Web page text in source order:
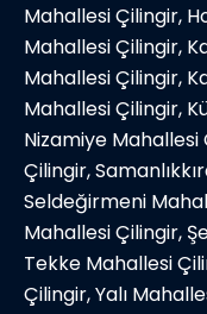
Mahallesi Çilingir,
Mahallesi Çilingir,
Mahallesi Çilingir,
Mahallesi Çilingir,
Nizamiye
Çilingir,
Seldeğirmeni
Mahallesi Çilingir,
Tekke Mahallesi
Çilingir, Yalı